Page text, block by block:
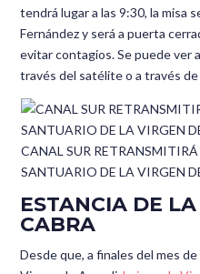
tendrá lugar a las 9:30, la misa
Fernández y será a puerta
evitar contagios. Se puede ver
través del satélite o a través
CANAL SUR RETRANSMITIRÁ
SANTUARIO DE LA VIRGEN
ESTANCIA DE
CABRA
Desde que, a finales del mes